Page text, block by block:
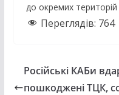
до окремих
Переглядів: 764
Російські КАБи
пошкоджені ТЦК,